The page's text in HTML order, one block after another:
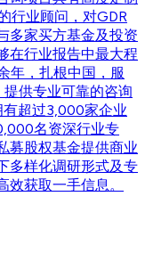
行业顾问，对GDR
多家买方基金及投资
在行业报告中最大程
年，扎根中国，服
提供专业可靠的咨询
超过3,000家企业
名资深行业专
募股权基金提供商业
多样化调研形式及专
获取一手信息。